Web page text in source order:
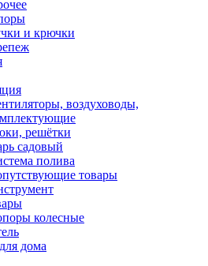
и крючки
воздуховоды,
решётки
садовый
полива
товары
колесные
дома